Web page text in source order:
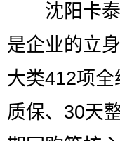
沈阳卡泰
是企业的立
大类412项
质保、30天